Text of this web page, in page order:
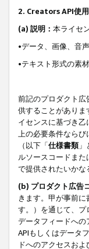
2. Creators API使
(a) 説明： 本ライセ
•データ、画像、音
•テキスト形式の素
前記のプロダクト広
供することがあり
イセンスに基づき
上の必要条件なら
（以下「仕様書類」
ルソースコードま
で提供されたいか
(b) プロダクト広告
きます。甲が事前
す。）を通じて、
データフィードへ
APIもしくはデータ
ドへのアクセスお